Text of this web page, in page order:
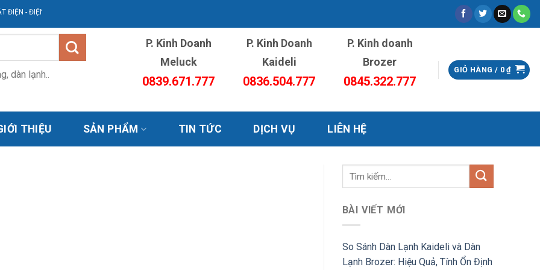
LẠNH AVG
dàn lạnh..
P. Kinh Doanh
Meluck
0839.671.777
P. Kinh Doanh
Kaideli
0836.504.777
P. Kinh doanh
Brozer
0845.322.777
GIỎ HÀNG / 0₫
THIỆU SẢN PHẨM TIN TỨC DỊCH VỤ LIÊN HỆ
BÀI VIẾT MỚI
So Sánh Dàn Lạnh Kaideli và Dàn
Lạnh Brozer: Hiệu Quả, Tính Ổn Định